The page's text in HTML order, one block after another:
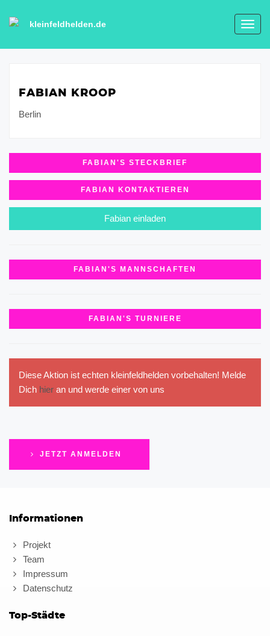
kleinfeldhelden.de
FABIAN KROOP
Berlin
FABIAN'S STECKBRIEF
FABIAN KONTAKTIEREN
Fabian einladen
FABIAN'S MANNSCHAFTEN
FABIAN'S TURNIERE
Diese Aktion ist echten kleinfeldhelden vorbehalten! Melde
Dich hier an und werde einer von uns
JETZT ANMELDEN
Informationen
Projekt
Team
Impressum
Datenschutz
Top-Städte